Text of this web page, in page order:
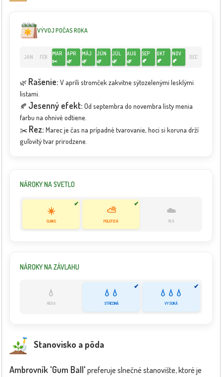
VÝVOJ POČAS ROKA
JAN FEB
MAR
✂️
APR
🌿
MÁJ
🌿
JÚN
🌿
JÚL
🌿
AUG
🌿
SEP
🍂
OKT
🍂
NOV
🍂
DEC
🌿 Rašenie: V apríli stromček zakvitne sýtozelenými lesklými
listami.
🍂 Jesenný efekt: Od septembra do novembra listy menia
farbu na ohnivé odtiene.
✂️ Rez: Marec je čas na prípadné tvarovanie, hoci si koruna drží
guľovitý tvar prirodzene.
NÁROKY NA SVETLO
✔
☀️
SLNKO
✔
⛅
POLOTIEŇ
☁️
TIEŇ
NÁROKY NA ZÁVLAHU
💧
NÍZKA
✔
💧💧
STREDNÁ
✔
💧💧💧
VYSOKÁ
Stanovisko a pôda
Ambrovník 'Gum Ball' preferuje slnečné stanovište, ktoré je